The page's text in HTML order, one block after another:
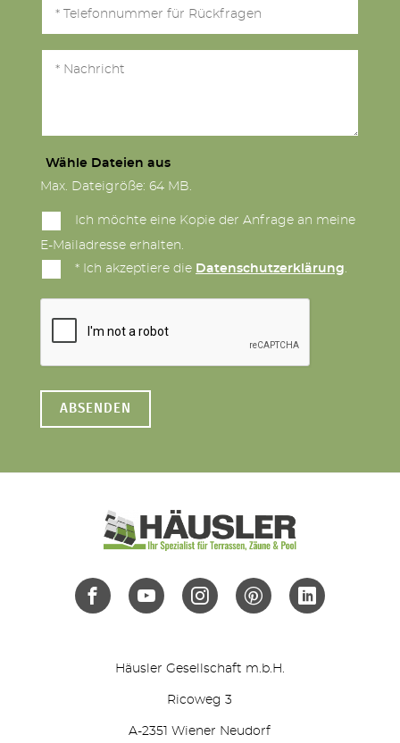
Wähle Dateien aus
Max. Dateigröße: 64 MB.
Ich möchte eine Kopie der Anfrage an meine
E-Mailadresse erhalten.
* Ich akzeptiere die Datenschutzerklärung.
Häusler Gesellschaft m.b.H.
Ricoweg 3
A-2351 Wiener Neudorf